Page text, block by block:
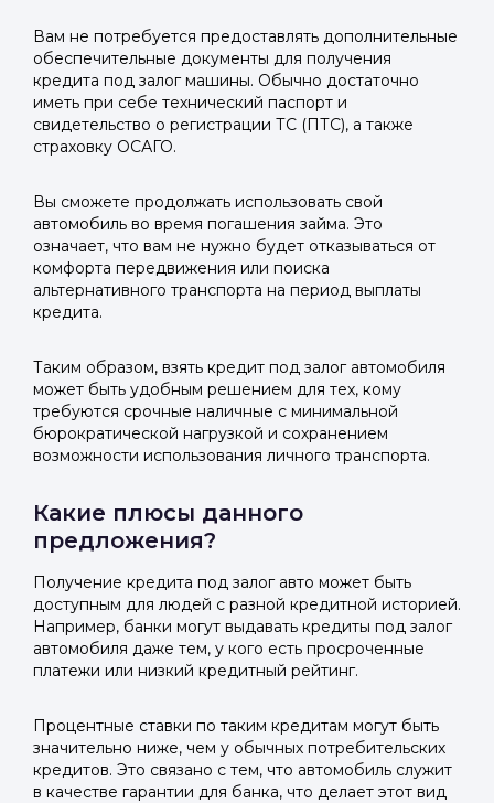
Вам не потребуется предоставлять дополнительные
обеспечительные документы для получения
кредита под залог машины. Обычно достаточно
иметь при себе технический паспорт и
свидетельство о регистрации ТС (ПТС), а также
страховку ОСАГО.
Вы сможете продолжать использовать свой
автомобиль во время погашения займа. Это
означает, что вам не нужно будет отказываться от
комфорта передвижения или поиска
альтернативного транспорта на период выплаты
кредита.
Таким образом, взять кредит под залог автомобиля
может быть удобным решением для тех, кому
требуются срочные наличные с минимальной
бюрократической нагрузкой и сохранением
возможности использования личного транспорта.
Какие плюсы данного
предложения?
Получение кредита под залог авто может быть
доступным для людей с разной кредитной историей.
Например, банки могут выдавать кредиты под залог
автомобиля даже тем, у кого есть просроченные
платежи или низкий кредитный рейтинг.
Процентные ставки по таким кредитам могут быть
значительно ниже, чем у обычных потребительских
кредитов. Это связано с тем, что автомобиль служит
в качестве гарантии для банка, что делает этот вид